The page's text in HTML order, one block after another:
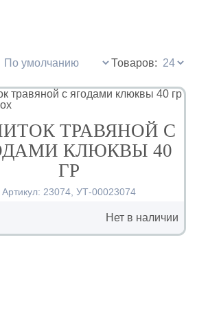
Товаров:
ТРАВЯНОЙ С
КЛЮКВЫ 40
ГР
Артикул: 23074 ,УТ-00023074
Нет в наличии